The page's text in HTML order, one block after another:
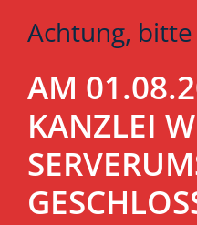
Achtung,
AM
KANZLEI